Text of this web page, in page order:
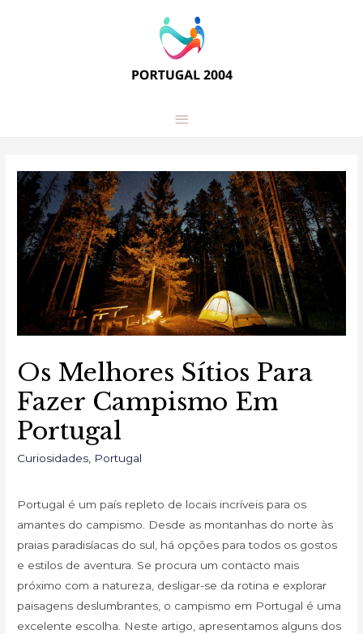
Main
Os Melhores Sítios Para
Fazer Campismo Em
Portugal
Curiosidades Portugal
Portugal é um país repleto de locais incríveis para os
amantes do campismo. Desde as montanhas do norte às
praias paradisíacas do sul, há opções para todos os gostos
e estilos de aventura. Se procura um contacto mais
próximo com a natureza, desligar-se da rotina e explorar
paisagens deslumbrantes, o campismo em Portugal é uma
excelente escolha. Neste artigo, apresentamos alguns dos